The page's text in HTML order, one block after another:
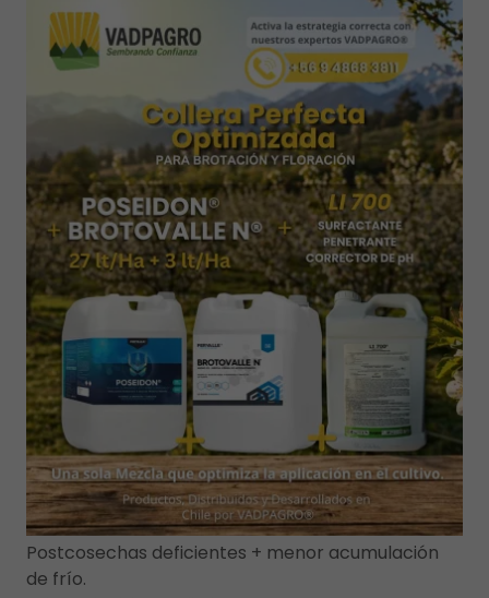
Postcosechas deficientes + menor acumulación
de frío.